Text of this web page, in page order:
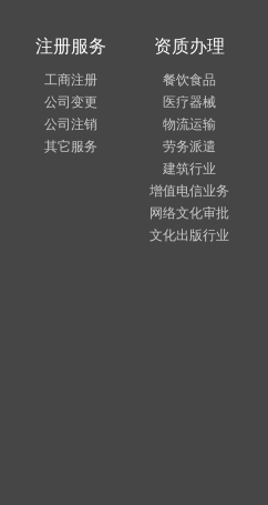
注册服务
工商注册
公司变更
公司注销
其它服务
资质办理
餐饮食品
医疗器械
物流运输
劳务派遣
建筑行业
增值电信业务
网络文化审批
文化出版行业